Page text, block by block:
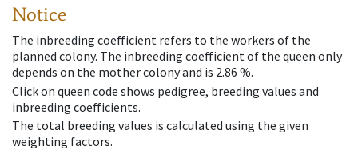
Notice
The inbreeding coefficient refers to the workers of the
planned colony. The inbreeding coefficient of the queen only
depends on the mother colony and is 2.86 %.
Click on queen code shows pedigree, breeding values and
inbreeding coefficients.
The total breeding values is calculated using the given
weighting factors.